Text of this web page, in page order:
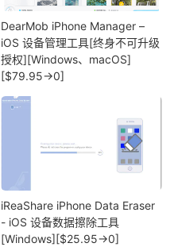
DearMob iPhone Manager –
iOS 设备管理工具[终身不可升级
授权][Windows、macOS]
[$79.95→0]
iReaShare iPhone Data Eraser
- iOS 设备数据擦除工具
[Windows][$25.95→0]